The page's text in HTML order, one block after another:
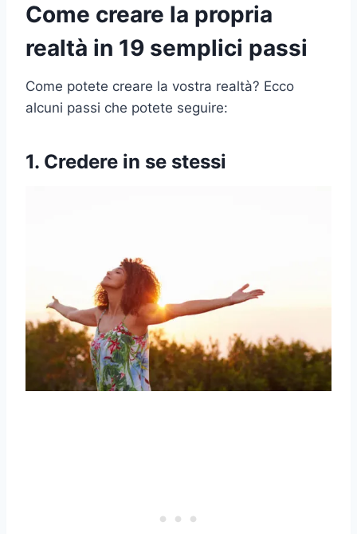
Come creare la propria
realtà in 19 semplici passi
Come potete creare la vostra realtà? Ecco
alcuni passi che potete seguire:
1. Credere in se stessi